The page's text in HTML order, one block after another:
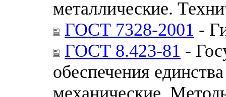
металлические.
ГОСТ 7328-2001 -
ГОСТ 8.423-81 -
обеспечения
механические.